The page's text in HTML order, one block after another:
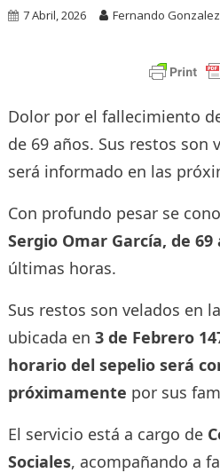
7 Abril, 2026 Fernando
Dolor por el fallecimiento
de 69 años. Sus restos son
será informado en las
Con profundo pesar se
Sergio Omar García, de 69
últimas horas.
Sus restos son velados en la
ubicada en 3 de Febrero
horario del sepelio será
próximamente por sus
El servicio está a cargo de
Sociales, acompañando a